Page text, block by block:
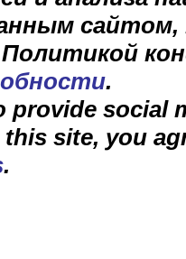
.
provide social
site, you
.